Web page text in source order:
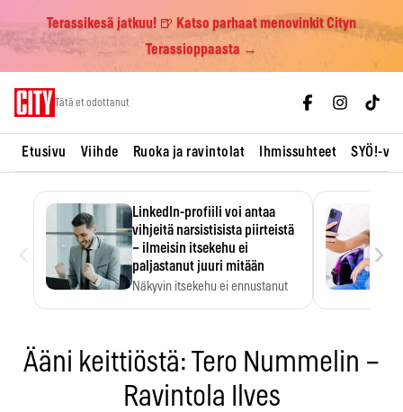
Terassikesä jatkuu! 🍺 Katso parhaat menovinkit Cityn
Terassioppaasta →
Tätä et odottanut
Etusivu Viihde Ruoka ja ravintolat Ihmissuhteet SYÖ!-
LinkedIn-profiili voi antaa
vihjeitä narsistisista piirteistä
– ilmeisin itsekehu ei
paljastanut juuri mitään
Näkyvin itsekehu ei ennustanut
›
Ääni keittiöstä: Tero Nummelin –
Ravintola Ilves